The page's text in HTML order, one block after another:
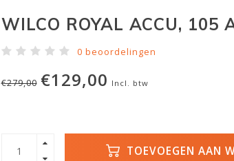
WILCO ROYAL ACCU, 105
0 beoordelingen
€279,00 €129,00 Incl. btw
TOEVOEGEN AAN